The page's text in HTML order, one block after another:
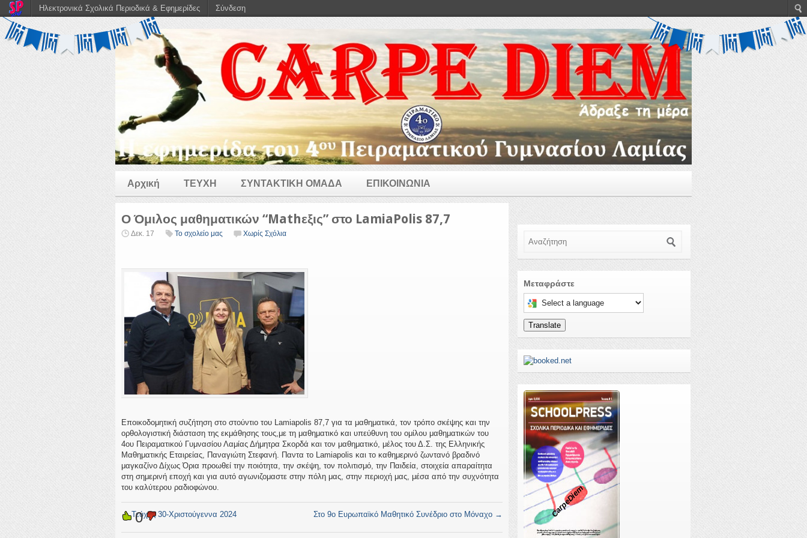
Αρχική ΤΕΥΧΗ ΣΥΝΤΑΚΤΙΚΗ ΟΜΑΔΑ ΕΠΙΚΟΙΝΩΝΙΑ
Ο Όμιλος μαθηματικών “Mathεξις” στο LamiaPolis 87,7
Δεκ. 17 Το σχολείο μας Χωρίς Σχόλια
Εποικοδομητική συζήτηση στο στούντιο του Lamiapolis 87,7 για τα μαθηματικά, τον τρόπο σκέψης και την
ορθολογιστική διάσταση της εκμάθησης τους,με τη μαθηματικό και υπεύθυνη του ομίλου μαθηματικών του
4ου Πειραματικού Γυμνασίου Λαμίας Δήμητρα Σκορδά και τον μαθηματικό, μέλος του Δ.Σ. της Ελληνικής
Μαθηματικής Εταιρείας, Παναγιώτη Στεφανή. Παντα το Lamiapolis και το καθημερινό ζωντανό βραδινό
μαγκαζίνο Δίχως Όρια προωθεί την ποιότητα, την σκέψη, τον πολιτισμό, την Παιδεία, στοιχεία απαραίτητα
στη σημερινή εποχή και για αυτό αγωνιζομαστε στην πόλη μας, στην περιοχή μας, μέσα από την συχνότητα
του καλύτερου ραδιοφώνου.
←Τεύχος 30-Χριστούγεννα 2024 Στο 9ο Ευρωπαϊκό Μαθητικό Συνέδριο στο Μόναχο →
0
Μεταφράστε
Select a language to translate this page
Translate
CarpeDiem
Ηλεκτρονικά Σχολικά Περιοδικά & Εφημερίδες Σύνδεση